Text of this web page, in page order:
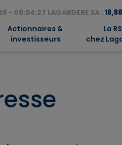
- 09:04:27 LAGARDERE SA :
Actionnaires &
investisseurs
La
chez